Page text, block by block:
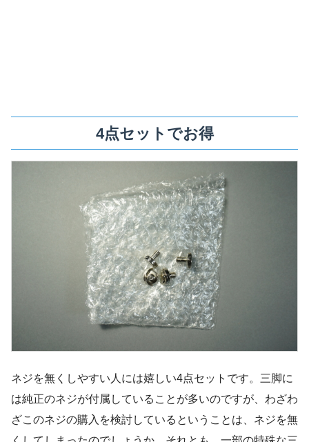
4点セットでお得
ネジを無くしやすい人には嬉しい4点セットです。三脚に
は純正のネジが付属していることが多いのですが、わざわ
ざこのネジの購入を検討しているということは、ネジを無